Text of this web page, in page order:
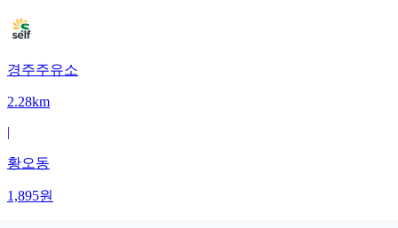
경주주유소
2.28km
|
황오동
1,895원